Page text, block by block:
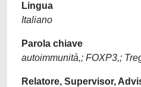
Lingua
Italiano
Parola chiave
autoimmunità,; FOXP3,;
Relatore, Supervisor,